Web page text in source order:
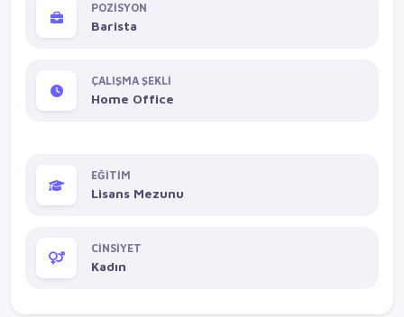
POZİSYON
Barista
ÇALIŞMA ŞEKLİ
Home Office
EĞİTİM
Lisans Mezunu
CİNSİYET
Kadın